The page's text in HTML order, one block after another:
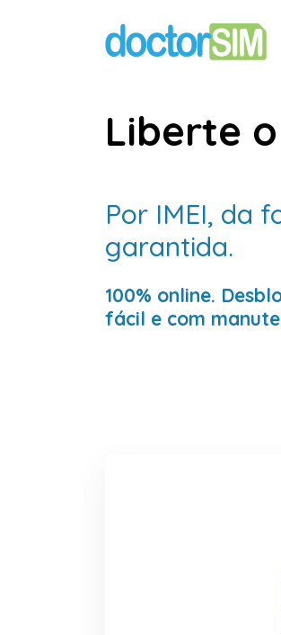
Liberte
Por IMEI, da
garantida.
100% online.
fácil e com